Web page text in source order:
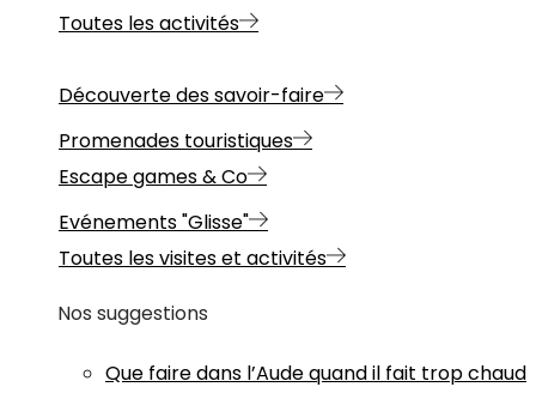
Toutes les activités
Découverte des savoir-faire
Promenades touristiques
Escape games & Co
Evénements "Glisse"
Toutes les visites et activités
Nos suggestions
Que faire dans l’Aude quand il fait trop chaud